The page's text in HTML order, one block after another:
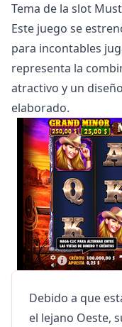
Tema de la slot
Este juego se
para incontables
representa la
atractivo y un
elaborado.
Debido a que
el lejano Oeste,